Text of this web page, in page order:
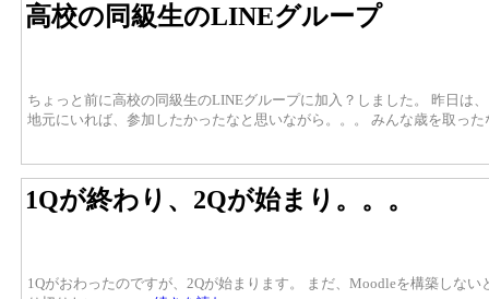
高校の同級生のLINEグループ
ちょっと前に高校の同級生のLINEグループに加入？しました。 昨日は
地元にいれば、参加したかったなと思いながら。。。 みんな歳を取っ
1Qが終わり、2Qが始まり。。。
1Qがおわったのですが、2Qが始まります。 まだ、Moodleを構築しな